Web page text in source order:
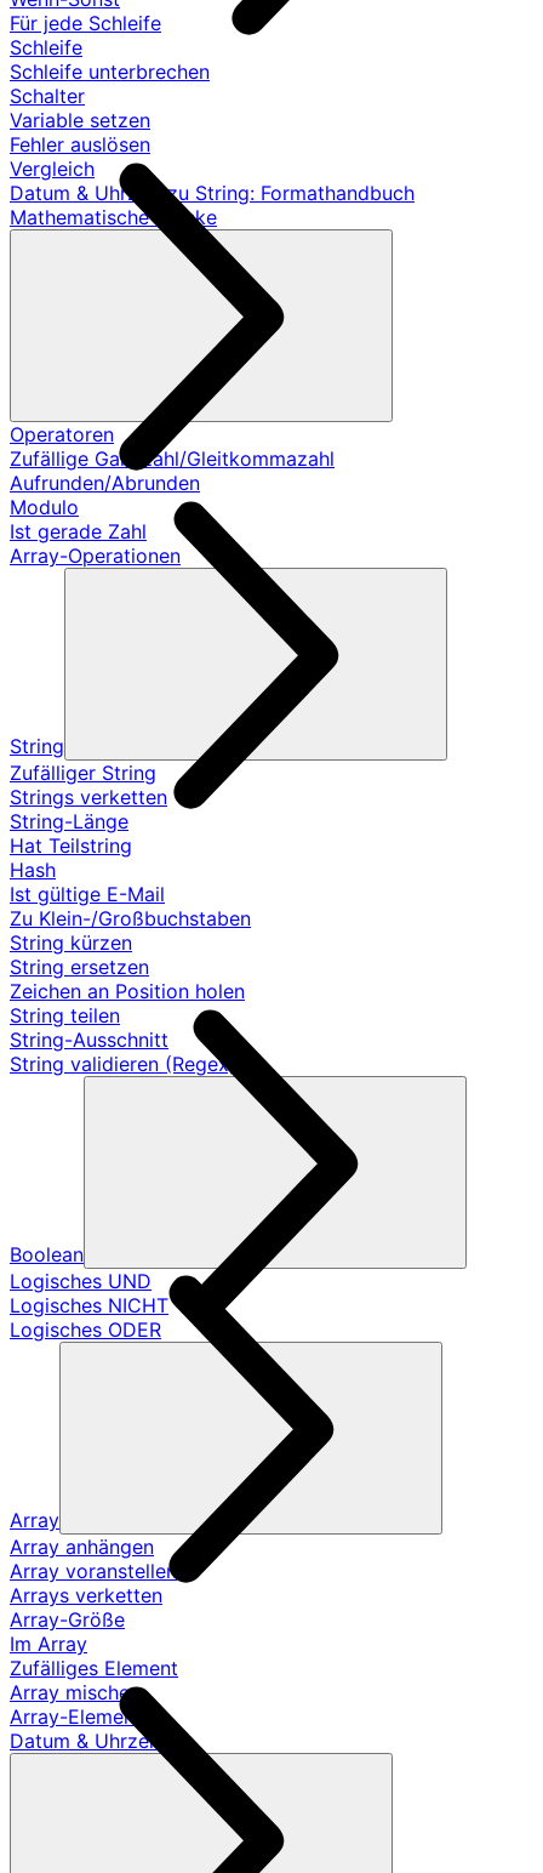
Für jede Schleife
Schleife
Schleife unterbrechen
Schalter
Variable setzen
Fehler auslösen
Vergleich
Datum & Uhrzeit zu String: Formathandbuch
Mathematische Blöcke
Operatoren
Zufällige Ganzzahl/Gleitkommazahl
Aufrunden/Abrunden
Modulo
Ist gerade Zahl
Array-Operationen
String
Zufälliger String
Strings verketten
String-Länge
Hat Teilstring
Hash
Ist gültige E-Mail
Zu Klein-/Großbuchstaben
String kürzen
String ersetzen
Zeichen an Position holen
String teilen
String-Ausschnitt
String validieren (Regex)
Boolean
Logisches UND
Logisches NICHT
Logisches ODER
Array
Array anhängen
Array voranstellen
Arrays verketten
Array-Größe
Im Array
Zufälliges Element
Array mischen
Array-Element
Datum & Uhrzeit